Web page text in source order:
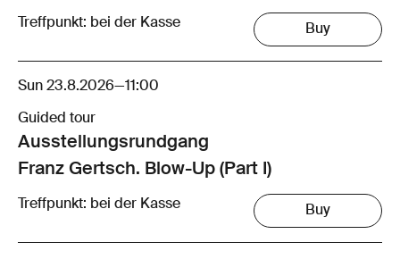
Treffpunkt: bei der Kasse Buy
Sun 23.8.2026—11:00
Guided tour
Ausstellungsrund­gang
Franz Gertsch. Blow-Up (Part I)
Treffpunkt: bei der Kasse Buy